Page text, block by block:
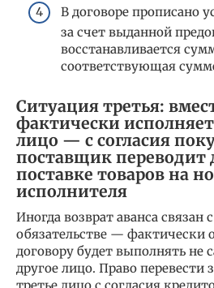
В договоре прописано
за счет выданной
восстанавливается
соответствующая
Ситуация третья:
фактически исполняет
лицо — с согласия
поставщик переводит
поставке товаров на
исполнителя
Иногда возврат аванса связан
обязательстве — фактически
договору будет выполнять не
другое лицо. Право перевести